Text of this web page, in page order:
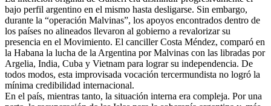
bajo perfil argentino en el mismo hasta desligarse. Sin embargo,
durante la “operación Malvinas”, los apoyos encontrados dentro de
los países no alineados llevaron al gobierno a revalorizar su
presencia en el Movimiento. El canciller Costa Méndez, comparó en
la Habana la lucha de la Argentina por Malvinas con las libradas por
Argelia, India, Cuba y Vietnam para lograr su independencia. De
todos modos, esta improvisada vocación tercermundista no logró la
mínima credibilidad internacional.
En el país, mientras tanto, la situación interna era compleja. Por una